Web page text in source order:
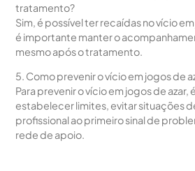
tratamento?
Sim, é possível ter recaídas no vício
é importante manter o
mesmo após o tratamento.
5. Como prevenir o vício em jogos de
Para prevenir o vício em jogos de
estabelecer limites, evitar situações
profissional ao primeiro sinal de
rede de apoio.